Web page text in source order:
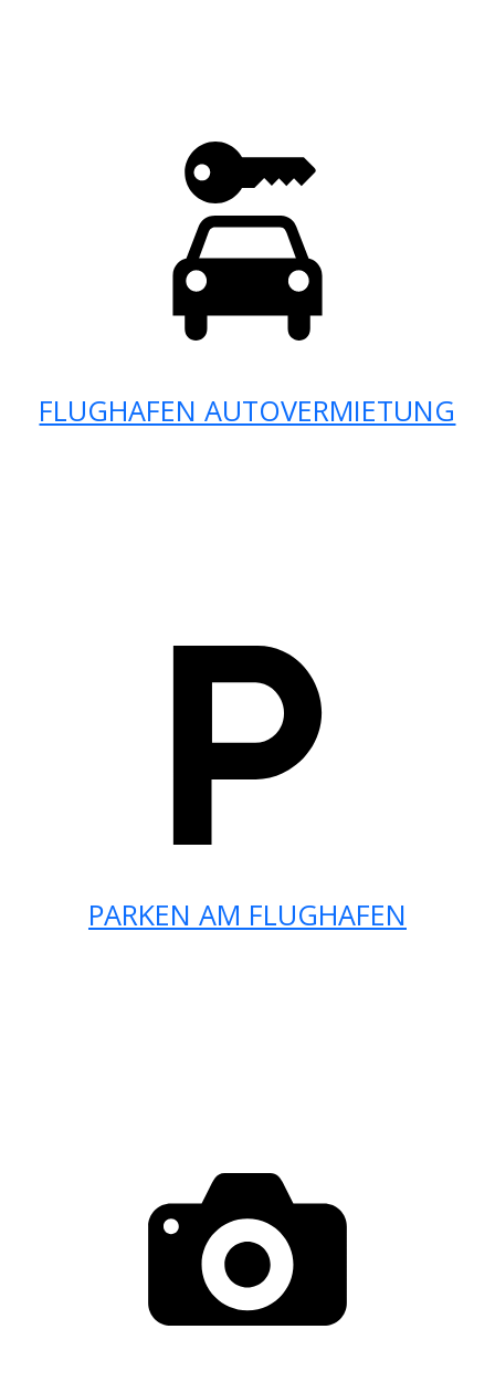
FLUGHAFEN AUTOVERMIETUNG
PARKEN AM FLUGHAFEN